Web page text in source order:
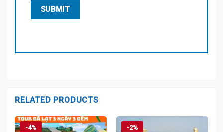
RELATED PRODUCTS
-4% -2%